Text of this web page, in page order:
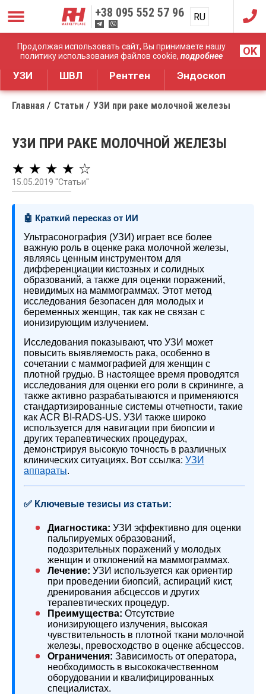
Продолжая использовать сайт, Вы принимаете нашу
политику использования файлов cookie, подробнее OK
+38 095 552 57 96 RU
UA
Дистрибуция медицинского оборудования
УЗИ ШВЛ Рентген Эндоскоп
Главная Статьи УЗИ при раке молочной железы
УЗИ ПРИ РАКЕ МОЛОЧНОЙ ЖЕЛЕЗЫ
★ ★ ★ ★ ☆
15.05.2019 "Статьи"
🤖 Краткий пересказ от ИИ
Ультрасонография (УЗИ) играет все более
важную роль в оценке рака молочной железы,
являясь ценным инструментом для
дифференциации кистозных и солидных
образований, а также для оценки поражений,
невидимых на маммограммах. Этот метод
исследования безопасен для молодых и
беременных женщин, так как не связан с
ионизирующим излучением.
Исследования показывают, что УЗИ может
повысить выявляемость рака, особенно в
сочетании с маммографией для женщин с
плотной грудью. В настоящее время проводятся
исследования для оценки его роли в скрининге, а
также активно разрабатываются и применяются
стандартизированные системы отчетности, такие
как ACR BI-RADS-US. УЗИ также широко
используется для навигации при биопсии и
других терапевтических процедурах,
демонстрируя высокую точность в различных
клинических ситуациях. Вот ссылка: УЗИ
аппараты.
✅ Ключевые тезисы из статьи:
Диагностика: УЗИ эффективно для оценки
пальпируемых образований,
подозрительных поражений у молодых
женщин и отклонений на маммограммах.
Лечение: УЗИ используется как ориентир
при проведении биопсий, аспираций кист,
дренирования абсцессов и других
терапевтических процедур.
Преимущества: Отсутствие
ионизирующего излучения, высокая
чувствительность в плотной ткани молочной
железы, превосходство в оценке абсцессов.
Ограничения: Зависимость от оператора,
необходимость в высококачественном
оборудовании и квалифицированных
специалистах.